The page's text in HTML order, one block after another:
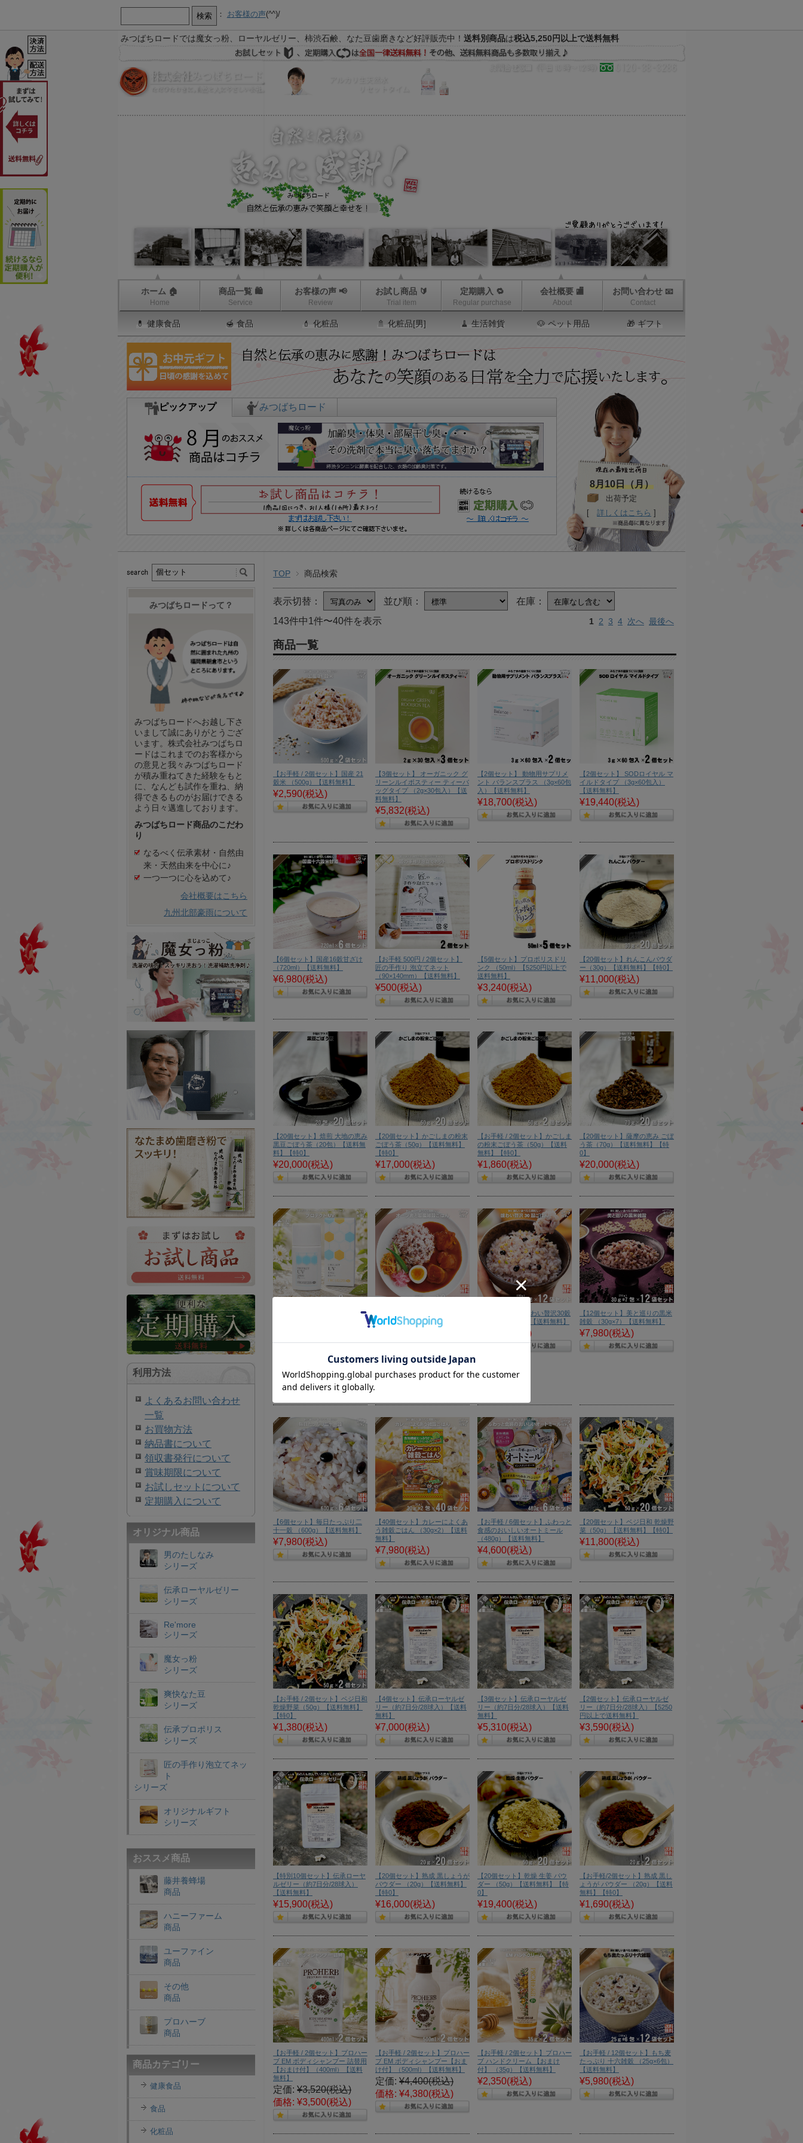
： お客様の声(^^)/
みつばちロードでは魔女っ粉、ローヤルゼリー、柿渋石鹸、なた豆歯磨きなど好評販売中！ 送料別商品は税込5,250円以上で送料無料
ホーム 🏠
Home
商品一覧 🛍
Service
お客様の声 📢
Review
お試し商品 🔰
Trial item
定期購入 🔁
Regular purchase
会社概要 🏬
About
お問い合わせ 📧
Contact
TOP 商品検索
表示切替： 並び順：
在庫：
143件中1件〜40件を表示
1 2 3 4 次へ 最後へ
商品一覧
【お手軽 / 2個セット】国産 21
穀米 （500g）【送料無料】
¥2,590(税込)
【3個セット】 オーガニック グ
リーンルイボスティー ティーバ
ッグタイプ （2g×30包入）【送
料無料】
¥5,832(税込)
【2個セット】 動物用サプリメ
ント バランスプラス （3g×60包
入）【送料無料】
¥18,700(税込)
【2個セット】 SODロイヤル マ
イルドタイプ （3g×60包入）
【送料無料】
¥19,440(税込)
【6個セット】国産16穀甘ざけ
（720ml）【送料無料】
¥6,980(税込)
【お手軽 500円 / 2個セット】
匠の手作り 泡立てネット
（90×140mm）【送料無料】
¥500(税込)
【5個セット】プロポリスドリ
ンク （50ml）【5250円以上で
送料無料】
¥3,240(税込)
【20個セット】れんこんパウダ
ー（30g）【送料無料】【特0】
¥11,000(税込)
【20個セット】焙煎 大地の恵み
黒豆ごぼう茶（20包）【送料無
料】【特0】
¥20,000(税込)
【20個セット】かごしまの粉末
ごぼう茶（50g）【送料無料】
【特0】
¥17,000(税込)
【お手軽 / 2個セット】かごしま
の粉末ごぼう茶（50g）【送料
無料】【特0】
¥1,860(税込)
【20個セット】薩摩の恵み ごぼ
う茶（70g）【送料無料】【特
0】
¥20,000(税込)
【お手軽 / 2個セット】プロハー
(税込)
10%OFF
雑穀ごはん （20g×6）【送料無
¥5,980(税込)
【12個セット】味わい贅沢30穀
ごはん （30g×6）【送料無料】
(税込)
【12個セット】美と巡りの黒米
雑穀 （30g×7）【送料無料】
¥7,980(税込)
【6個セット】毎日たっぷり二
十一穀 （600g）【送料無料】
¥7,980(税込)
【40個セット】カレーによくあ
う雑穀ごはん （30g×2）【送料
無料】
¥7,980(税込)
【お手軽 / 6個セット】ふわっと
食感のおいしいオートミール
（480g）【送料無料】
¥4,600(税込)
【20個セット】ベジ日和 乾燥野
菜（50g）【送料無料】【特0】
¥11,800(税込)
【お手軽 / 2個セット】ベジ日和
乾燥野菜（50g）【送料無料】
【特0】
¥1,380(税込)
【4個セット】伝承ローヤルゼ
リー（約7日分/28球入）【送料
無料】
¥7,000(税込)
【3個セット】伝承ローヤルゼ
リー（約7日分/28球入）【送料
無料】
¥5,310(税込)
【2個セット】伝承ローヤルゼ
リー（約7日分/28球入）【5250
円以上で送料無料】
¥3,590(税込)
【特別10個セット】伝承ローヤ
ルゼリー（約7日分/28球入）
【送料無料】
¥15,900(税込)
【20個セット】熟成 黒しょうが
パウダー （20g）【送料無料】
【特0】
¥16,000(税込)
【20個セット】乾燥 生姜 パウ
ダー （50g）【送料無料】【特
0】
¥19,400(税込)
【お手軽/2個セット】熟成 黒し
ょうが パウダー （20g）【送料
無料】【特0】
¥1,690(税込)
【お手軽 / 2個セット】プロハー
ブ EM ボディシャンプー 詰替用
【おまけ付】（400ml）【送料
無料】
定価: ¥3,520(税込)
価格: ¥3,500(税込)
【お手軽 / 2個セット】プロハー
ブ EM ボディシャンプー【おま
け付】（500ml）【送料無料】
定価: ¥4,400(税込)
価格: ¥4,380(税込)
【お手軽 / 2個セット】プロハー
ブ ハンドクリーム 【おまけ
付】 （35g）【送料無料】
¥2,350(税込)
【お手軽 / 12個セット】もち麦
たっぷり 十六雑穀 （25g×6包）
【送料無料】
¥5,980(税込)
みつばちロードって？
みつばちロードへお越し下さ
いまして誠にありがとうござ
います。株式会社みつばちロ
ードはこれまでのお客様から
の意見と我々みつばちロード
が積み重ねてきた経験をもと
に、なんども試作を重ね、納
得できるものがお届けできる
よう日々邁進しております。
みつばちロード商品のこだわ
り
なるべく伝承素材・自然由
来・天然由来を中心に♪
一つ一つに心を込めて♪
会社概要はこちら
九州北部豪雨について
利用方法
よくあるお問い合わせ
一覧
お買物方法
納品書について
領収書発行について
賞味期限について
お試しセットについて
定期購入について
オリジナル商品
男のたしなみ
シリーズ
伝承ローヤルゼリー
シリーズ
Re'more
シリーズ
魔女っ粉
シリーズ
爽快なた豆
シリーズ
伝承プロポリス
シリーズ
匠の手作り泡立てネッ
ト
シリーズ
オリジナルギフト
シリーズ
おススメ商品
藤井養蜂場
商品
ハニーファーム
商品
ユーファイン
商品
その他
商品
プロハーブ
商品
老舗穀物屋
商品
エコライフラボ
i・ライフソリューショ
ンズ
商品カテゴリー
健康食品
食品
化粧品